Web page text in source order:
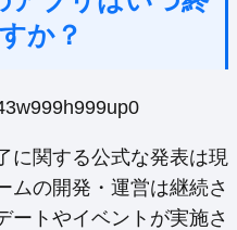
か？
に関する公式な発表は現
ムの開発・運営は継続さ
ートやイベントが実施さ